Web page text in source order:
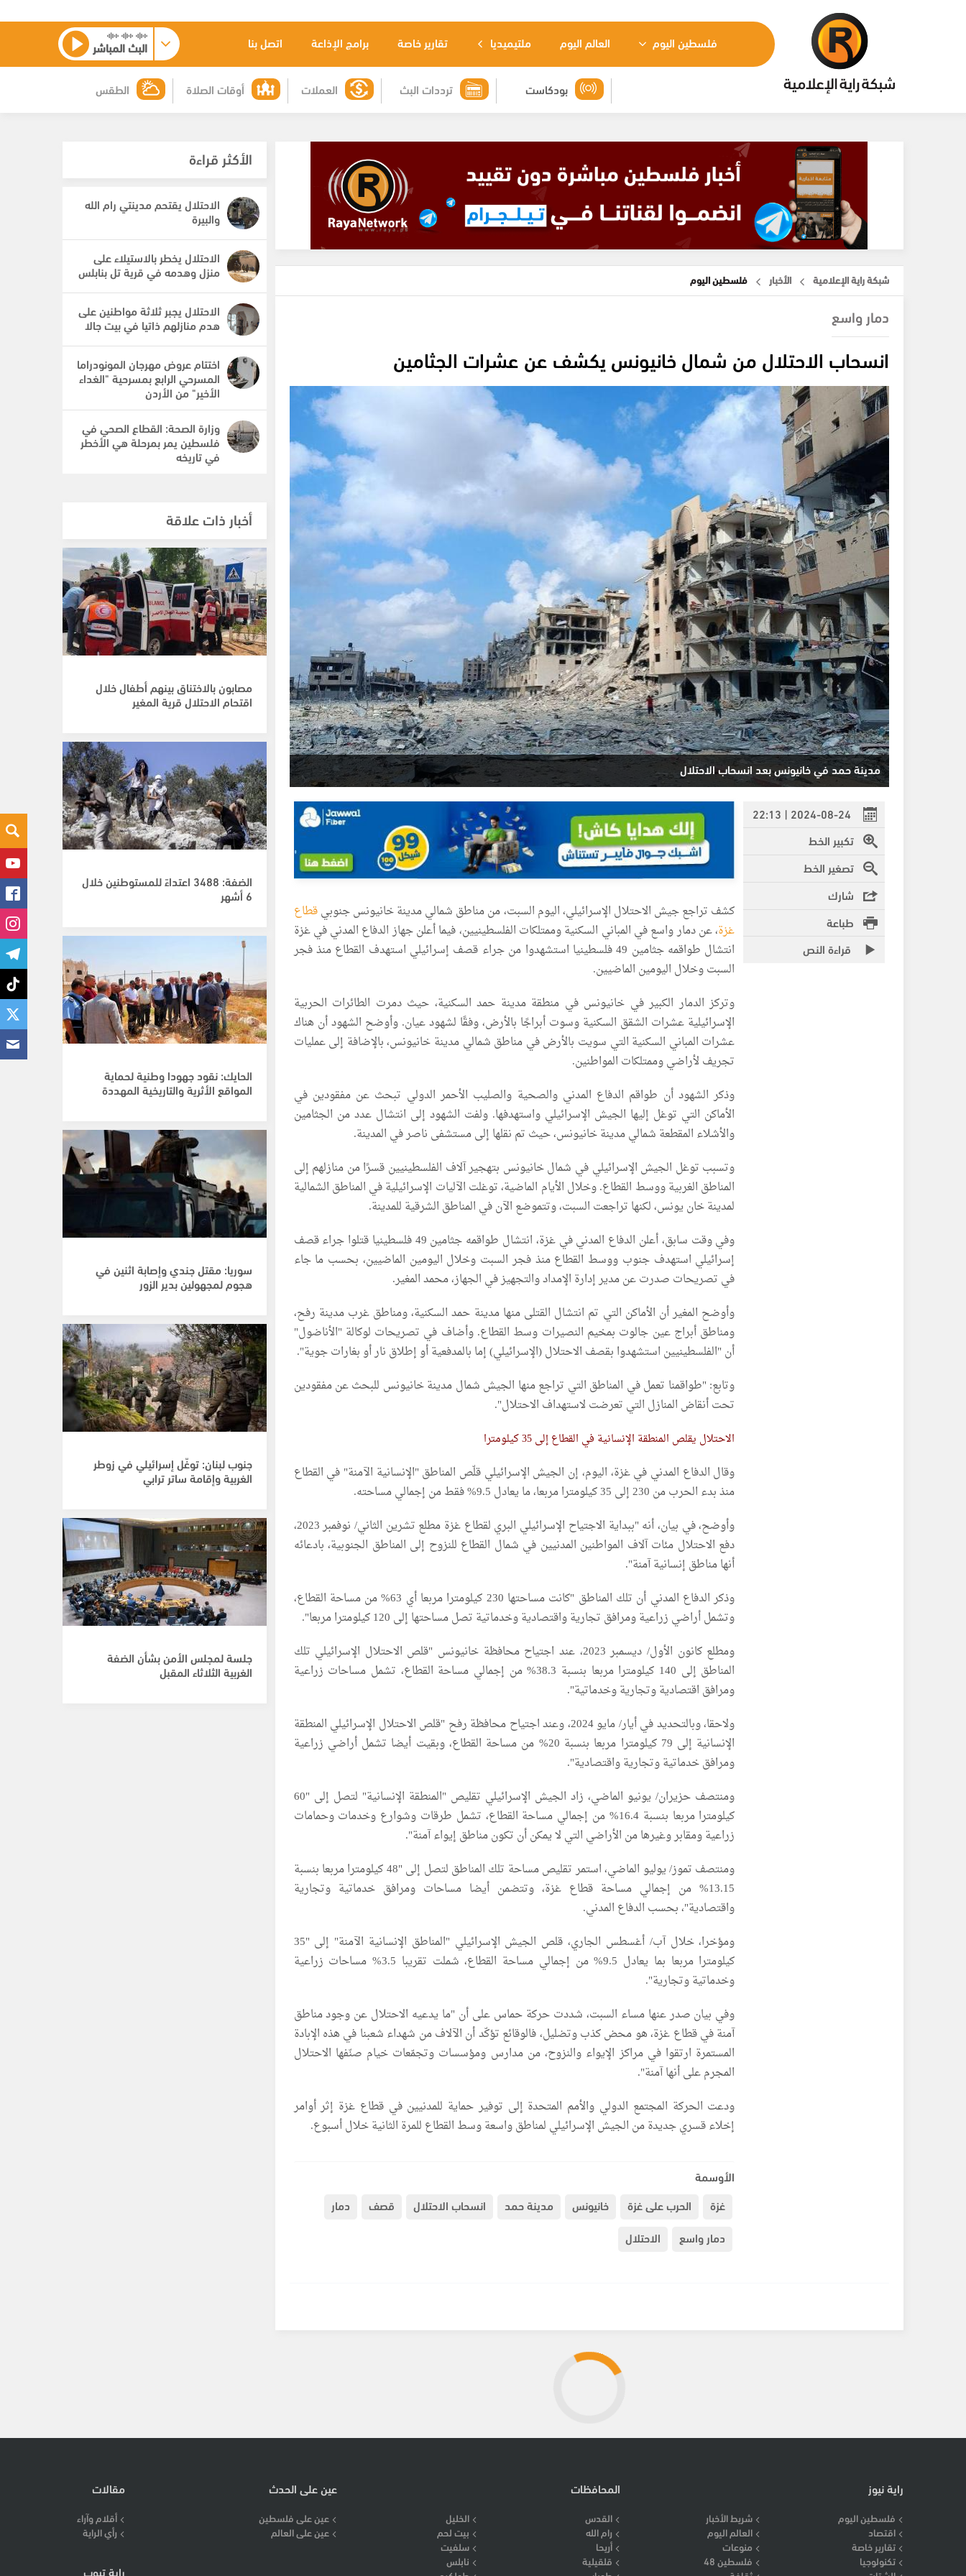
فلسطين اليوم العالم اليوم ملتيميديا تقارير خاصة برامج الإذاعة اتصل بنا البث المباشر
الطقس أوقات الصلاة العملات ترددات البث بودكاست
شبكة راية الإعلامية الأخبار فلسطين اليوم
دمار واسع
انسحاب الاحتلال من شمال خانيونس يكشف عن عشرات الجثامين
مدينة حمد في خانيونس بعد انسحاب الاحتلال
2024-08-24 | 22:13
تكبير الخط
تصغير الخط
شارك
طباعة
قراءة النص
كشف تراجع جيش الاحتلال الإسرائيلي، اليوم السبت، من مناطق شمالي مدينة خانيونس جنوبيقطاع
غزة، عن دمار واسع في المباني السكنية وممتلكات الفلسطينيين، فيما أعلن جهاز الدفاع المدني في غزة
انتشال طواقمه جثامين 49 فلسطينيا استشهدوا من جراء قصف إسرائيلي استهدف القطاع منذ فجر
السبت وخلال اليومين الماضيين.
وتركز الدمار الكبير في خانيونس في منطقة مدينة حمد السكنية، حيث دمرت الطائرات الحربية
الإسرائيلية عشرات الشقق السكنية وسوت أبراجًا بالأرض، وفقًا لشهود عيان. وأوضح الشهود أن هناك
عشرات المباني السكنية التي سويت بالأرض في مناطق شمالي مدينة خانيونس، بالإضافة إلى عمليات
تجريف لأراضي وممتلكات المواطنين.
وذكر الشهود أن طواقم الدفاع المدني والصحية والصليب الأحمر الدولي تبحث عن مفقودين في
الأماكن التي توغل إليها الجيش الإسرائيلي واستهدفها. ولفت الشهود إلى انتشال عدد من الجثامين
والأشلاء المقطعة شمالي مدينة خانيونس، حيث تم نقلها إلى مستشفى ناصر في المدينة.
وتسبب توغل الجيش الإسرائيلي في شمال خانيونس بتهجير آلاف الفلسطينيين قسرًا من منازلهم إلى
المناطق الغربية ووسط القطاع. وخلال الأيام الماضية، توغلت الآليات الإسرائيلية في المناطق الشمالية
لمدينة خان يونس، لكنها تراجعت السبت، وتتموضع الآن في المناطق الشرقية للمدينة.
وفي وقت سابق، أعلن الدفاع المدني في غزة، انتشال طواقمه جثامين 49 فلسطينيا قتلوا جراء قصف
إسرائيلي استهدف جنوب ووسط القطاع منذ فجر السبت وخلال اليومين الماضيين، بحسب ما جاء
في تصريحات صدرت عن مدير إدارة الإمداد والتجهيز في الجهاز، محمد المغير.
وأوضح المغير أن الأماكن التي تم انتشال القتلى منها مدينة حمد السكنية، ومناطق غرب مدينة رفح،
ومناطق أبراج عين جالوت بمخيم النصيرات وسط القطاع. وأضاف في تصريحات لوكالة "الأناضول"
أن "الفلسطينيين استشهدوا بقصف الاحتلال (الإسرائيلي) إما بالمدفعية أو إطلاق نار أو بغارات جوية".
وتابع: "طواقمنا تعمل في المناطق التي تراجع منها الجيش شمال مدينة خانيونس للبحث عن مفقودين
تحت أنقاض المنازل التي تعرضت لاستهداف الاحتلال".
الاحتلال يقلص المنطقة الإنسانية في القطاع إلى 35 كيلومترا
وقال الدفاع المدني في غزة، اليوم، إن الجيش الإسرائيلي قلّص المناطق "الإنسانية الآمنة" في القطاع
منذ بدء الحرب من 230 إلى 35 كيلومترا مربعا، ما يعادل 9.5% فقط من إجمالي مساحته.
وأوضح، في بيان، أنه "ببداية الاجتياح الإسرائيلي البري لقطاع غزة مطلع تشرين الثاني/ نوفمبر 2023،
دفع الاحتلال مئات آلاف المواطنين المدنيين في شمال القطاع للنزوح إلى المناطق الجنوبية، بادعائه
أنها مناطق إنسانية آمنة".
وذكر الدفاع المدني أن تلك المناطق "كانت مساحتها 230 كيلومترا مربعا أي 63% من مساحة القطاع،
وتشمل أراضي زراعية ومرافق تجارية واقتصادية وخدماتية تصل مساحتها إلى 120 كيلومترا مربعا".
ومطلع كانون الأول/ ديسمبر 2023، عند اجتياح محافظة خانيونس "قلص الاحتلال الإسرائيلي تلك
المناطق إلى 140 كيلومترا مربعا بنسبة 38.3% من إجمالي مساحة القطاع، تشمل مساحات زراعية
ومرافق اقتصادية وتجارية وخدماتية".
ولاحقا، وبالتحديد في أيار/ مايو 2024، وعند اجتياح محافظة رفح "قلص الاحتلال الإسرائيلي المنطقة
الإنسانية إلى 79 كيلومترا مربعا بنسبة 20% من مساحة القطاع، وبقيت أيضا تشمل أراضي زراعية
ومرافق خدماتية وتجارية واقتصادية".
ومنتصف حزيران/ يونيو الماضي، زاد الجيش الإسرائيلي تقليص "المنطقة الإنسانية" لتصل إلى "60
كيلومترا مربعا بنسبة 16.4% من إجمالي مساحة القطاع، تشمل طرقات وشوارع وخدمات وحمامات
زراعية ومقابر وغيرها من الأراضي التي لا يمكن أن تكون مناطق إيواء آمنة".
ومنتصف تموز/ يوليو الماضي، استمر تقليص مساحة تلك المناطق لتصل إلى "48 كيلومترا مربعا بنسبة
13.15% من إجمالي مساحة قطاع غزة، وتتضمن أيضا مساحات ومرافق خدماتية وتجارية
واقتصادية"، بحسب الدفاع المدني.
ومؤخرا، خلال آب/ أغسطس الجاري، قلص الجيش الإسرائيلي "المناطق الإنسانية الآمنة" إلى "35
كيلومترا مربعا بما يعادل 9.5% من إجمالي مساحة القطاع، شملت تقريبا 3.5% مساحات زراعية
وخدماتية وتجارية".
وفي بيان صدر عنها مساء السبت، شددت حركة حماس على أن "ما يدعيه الاحتلال عن وجود مناطق
آمنة في قطاع غزة، هو محض كذب وتضليل، فالوقائع تؤكّد أن الآلاف من شهداء شعبنا في هذه الإبادة
المستمرة ارتقوا في مراكز الإيواء والنزوح، من مدارس ومؤسسات وتجمّعات خيام صنّفها الاحتلال
المجرم على أنها آمنة".
ودعت الحركة المجتمع الدولي والأمم المتحدة إلى توفير حماية للمدنيين في قطاع غزة إثر أوامر
إخلاء قسري جديدة من الجيش الإسرائيلي لمناطق واسعة وسط القطاع للمرة الثانية خلال أسبوع.
الأوسمة
غزة
الحرب على غزة خانيونس مدينة حمد انسحاب الاحتلال قصف
دمار
دمار واسع
الاحتلال
الأكثر قراءة
الاحتلال يقتحم مدينتي رام الله
والبيرة
الاحتلال يخطر بالاستيلاء على
منزل وهدمه في قرية تل بنابلس
الاحتلال يجبر ثلاثة مواطنين على
هدم منازلهم ذاتيا في بيت جالا
اختتام عروض مهرجان المونودراما
المسرحي الرابع بمسرحية "الغداء
الأخير" من الأردن
وزارة الصحة: القطاع الصحي في
فلسطين يمر بمرحلة هي الأخطر
في تاريخه
أخبار ذات علاقة
مصابون بالاختناق بينهم أطفال خلال
اقتحام الاحتلال قرية المغير
الضفة: 3488 اعتداءً للمستوطنين خلال
6 أشهر
الحايك: نقود جهودا وطنية لحماية
المواقع الأثرية والتاريخية المهددة
سوريا: مقتل جندي وإصابة اثنين في
هجوم لمجهولين بدير الزور
جنوب لبنان: توغّل إسرائيلي في زوطر
الغربية وإقامة ساتر ترابي
جلسة لمجلس الأمن بشأن الضفة
الغربية الثلاثاء المقبل
راية نيوز
فلسطين اليوم
شريط الأخبار
اقتصاد
العالم اليوم
تقارير خاصة
منوعات
تكنولوجيا
فلسطين 48
المحافظات
القدس
الخليل
رام الله
بيت لحم
أريحا
سلفيت
قلقيلية
نابلس
عين على الحدث
عين على فلسطين
عين على العالم
مقالات
أقلام وآراء
رأي الراية
راية تيوب